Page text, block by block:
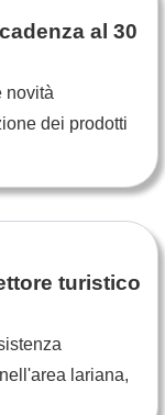
al 30
novità
dei prodotti
turistico
lariana,